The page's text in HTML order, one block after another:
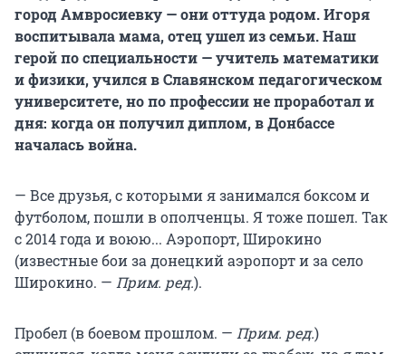
город Амвросиевку — они оттуда родом. Игоря
воспитывала мама, отец ушел из семьи. Наш
герой по специальности — учитель математики
и физики, учился в Славянском педагогическом
университете, но по профессии не проработал и
дня: когда он получил диплом, в Донбассе
началась война.
— Все друзья, с которыми я занимался боксом и
футболом, пошли в ополченцы. Я тоже пошел. Так
с 2014 года и воюю... Аэропорт, Широкино
(известные бои за донецкий аэропорт и за село
Широкино. — Прим. ред.).
Пробел (в боевом прошлом. — Прим. ред.)